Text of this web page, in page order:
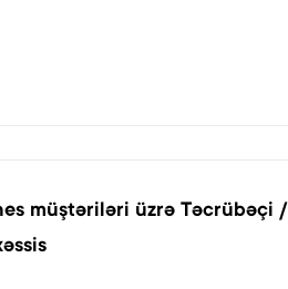
müştəriləri üzrə Təcrübəçi /